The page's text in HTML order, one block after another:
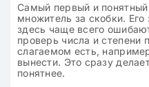
Самый первый и
множитель за скобки.
здесь чаще всего
проверь числа и степени
слагаемом есть,
вынести. Это сразу
понятнее.